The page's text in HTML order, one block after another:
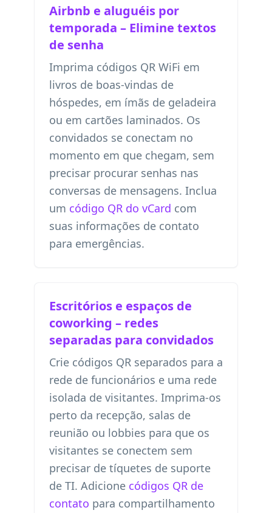
Airbnb e aluguéis por
temporada – Elimine textos
de senha
Imprima códigos QR WiFi em
livros de boas-vindas de
hóspedes, em ímãs de geladeira
ou em cartões laminados. Os
convidados se conectam no
momento em que chegam, sem
precisar procurar senhas nas
conversas de mensagens. Inclua
um código QR do vCard com
suas informações de contato
para emergências.
Escritórios e espaços de
coworking – redes
separadas para convidados
Crie códigos QR separados para a
rede de funcionários e uma rede
isolada de visitantes. Imprima-os
perto da recepção, salas de
reunião ou lobbies para que os
visitantes se conectem sem
precisar de tíquetes de suporte
de TI. Adicione códigos QR de
contato para compartilhamento